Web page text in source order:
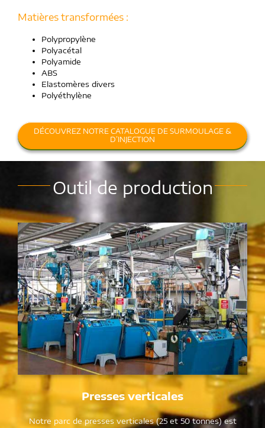
Matières transformées :
Polypropylène
Polyacétal
Polyamide
ABS
Elastomères divers
Polyéthylène
DÉCOUVREZ NOTRE CATALOGUE DE SURMOULAGE &
D’INJECTION
Outil de production
Presses verticales
Notre parc de presses verticales (25 et 50 tonnes) est